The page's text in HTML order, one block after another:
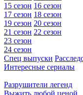
15 сезон 16 сезон
17 сезон 18 сезон
19 сезон 20 сезон
21 сезон 22 сезон
23 сезон
24 сезон
Спец выпуски
Интересные сериалы
Разрушители легенд
Выжить любой ценой